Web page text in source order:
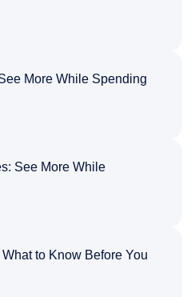
More While Spending
See More While
to Know Before You